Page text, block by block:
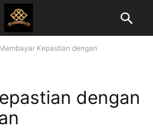
Membayar Kepastian dengan
dengan